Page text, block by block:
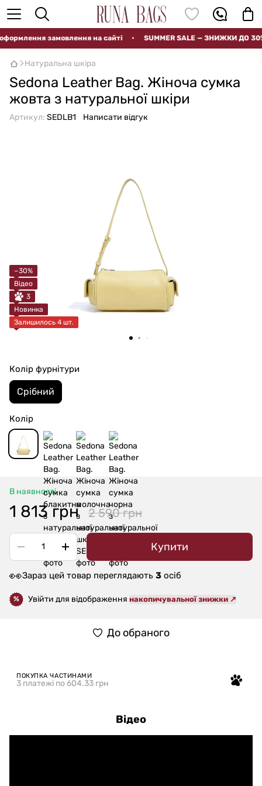
замовлення на сайті • SUMMER SALE — ЗНИЖКИ ДО 30% •
Натуральна шкіра
Sedona Leather Bag. Жіноча сумка
жовта з натуральної шкіри
Артикул: SEDLB1 Написати відгук
−30%
Відео
3
Новинка
Залишилось 4 шт.
Колір фурнітури
Срібний
Колір
В наявності
1 813 грн 2 590 грн
Купити
👀Зараз цей товар переглядають 3 осіб
% Увійти для відображення накопичувальної знижки ↗
До обраного
ПОКУПКА ЧАСТИНАМИ
3 платежі по 604.33 грн
Відео